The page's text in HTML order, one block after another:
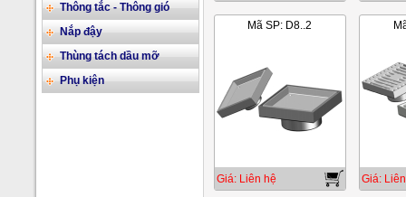
Thông tắc - Thông gió
Nắp đậy
Thùng tách dầu mỡ
Phụ kiện
Mã SP: D8..2
Giá: Liên hệ Giá: